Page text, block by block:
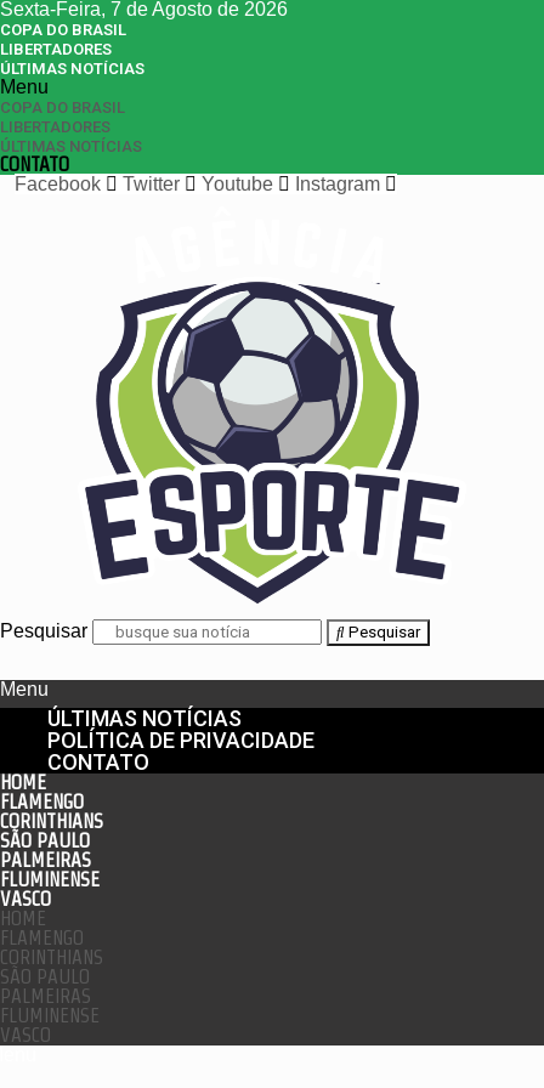
Sexta-Feira, 7 de Agosto de 2026
COPA DO BRASIL
LIBERTADORES
ÚLTIMAS NOTÍCIAS
Menu
COPA DO BRASIL
LIBERTADORES
ÚLTIMAS NOTÍCIAS
CONTATO
Facebook
Twitter Youtube Instagram
Pesquisar Pesquisar
Menu
ÚLTIMAS NOTÍCIAS
POLÍTICA DE PRIVACIDADE
CONTATO
HOME
FLAMENGO
CORINTHIANS
SÃO PAULO
PALMEIRAS
FLUMINENSE
VASCO
HOME
FLAMENGO
CORINTHIANS
SÃO PAULO
PALMEIRAS
FLUMINENSE
VASCO